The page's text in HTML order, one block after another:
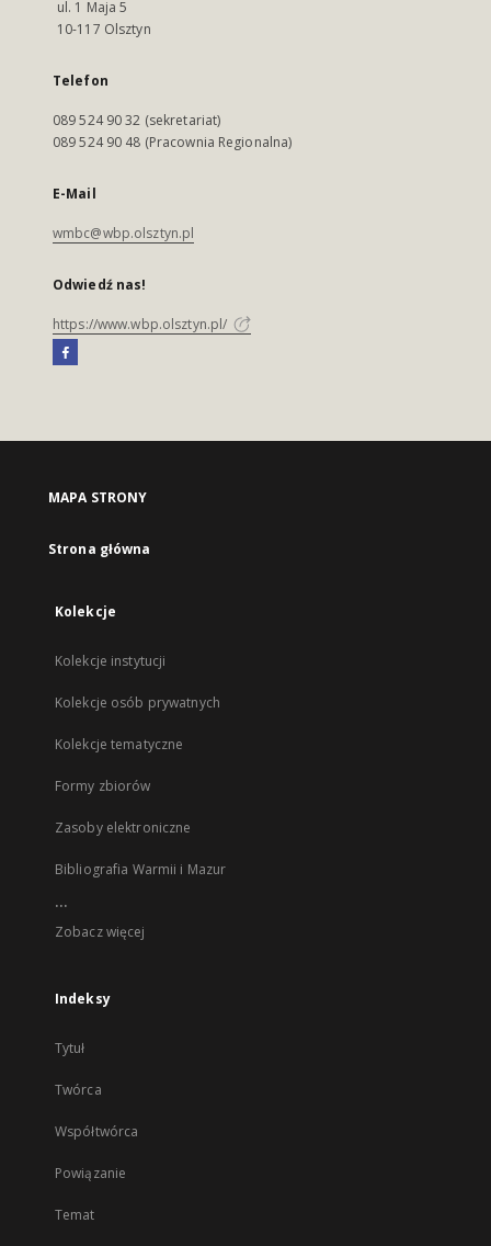
ul. 1 Maja 5
10-117 Olsztyn
Telefon
089 524 90 32 (sekretariat)
089 524 90 48 (Pracownia Regionalna)
E-Mail
wmbc@wbp.olsztyn.pl
Odwiedź nas!
https://www.wbp.olsztyn.pl/
MAPA STRONY
Strona główna
Kolekcje
Kolekcje instytucji
Kolekcje osób prywatnych
Kolekcje tematyczne
Formy zbiorów
Zasoby elektroniczne
Bibliografia Warmii i Mazur
...
Zobacz więcej
Indeksy
Tytuł
Twórca
Współtwórca
Powiązanie
Temat